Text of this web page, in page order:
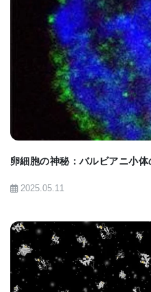
このように、私たちは加
衰退のこれまで認識され
突き止めました。そして
る介入によって変化させ
主な研究成果と詳細
テオミクス解析（タ
異常は老化の比較的
し、脂質代謝やミト
謝経路の低下」は老
卵細胞の神秘：バルビアニ小
2025.05.11